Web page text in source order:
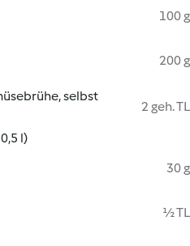
100 g
200 g
selbst
2 geh. TL
l)
30 g
½ TL